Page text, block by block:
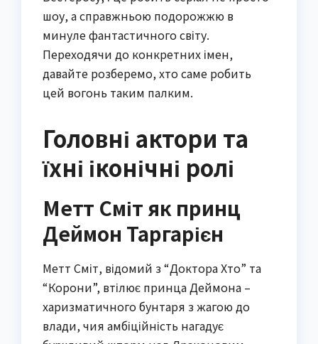
шоу, а справжньою подорожжю в
минуле фантастичного світу.
Переходячи до конкретних імен,
давайте розберемо, хто саме робить
цей вогонь таким палким.
Головні актори та
їхні іконічні ролі
Метт Сміт як принц
Деймон Таргарієн
Метт Сміт, відомий з “Доктора Хто” та
“Корони”, втілює принца Деймона –
харизматичного бунтаря з жагою до
влади, чия амбіційність нагадує